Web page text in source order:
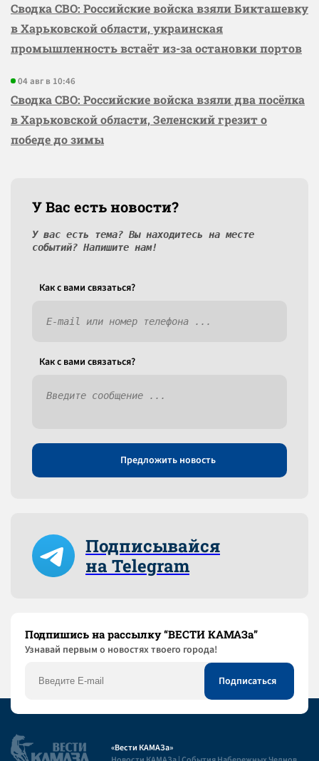
Сводка СВО: Российские войска взяли Бикташевку
в Харьковской области, украинская
промышленность встаёт из-за остановки портов
04 авг в 10:46
Сводка СВО: Российские войска взяли два посёлка
в Харьковской области, Зеленский грезит о
победе до зимы
У Вас есть новости?
У вас есть тема? Вы находитесь на месте
событий? Напишите нам!
Как c вами связаться?
Как c вами связаться?
Предложить новость
Подписывайся
на Telegram
Подпишись на рассылку “ВЕСТИ КАМАЗа”
Узнaвай первым о новостях твоего города!
«Вести КАМАЗа»